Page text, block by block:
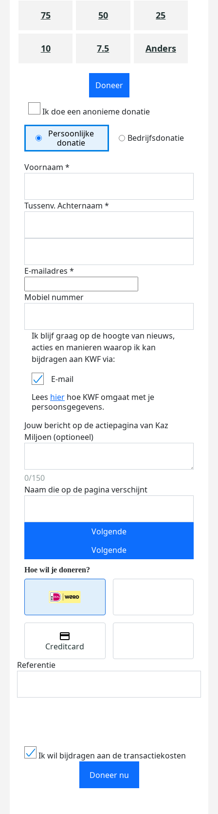
75 50 25
10 7.5 Anders
Doneer
Ik doe een anonieme donatie
Persoonlijke
donatie
Bedrijfsdonatie
Voornaam *
Tussenv. Achternaam *
E-mailadres *
Mobiel nummer
Ik blijf graag op de hoogte van nieuws,
acties en manieren waarop ik kan
bijdragen aan KWF via:
E-mail
Lees hier hoe KWF omgaat met je
persoonsgegevens.
Jouw bericht op de actiepagina van Kaz
Miljoen (optioneel)
0/150
Naam die op de pagina verschijnt
Volgende
Volgende
Creditcard
Referentie
Ik wil bijdragen aan de transactiekosten
Doneer nu